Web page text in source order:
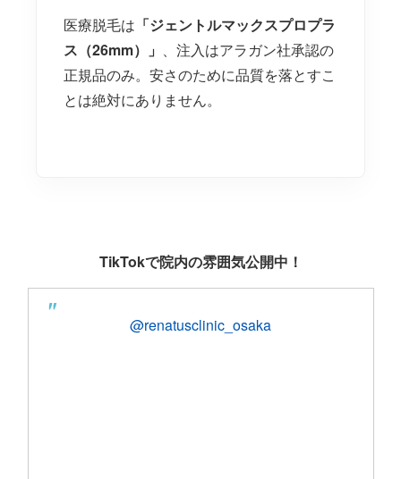
医療脱毛は 「ジェントルマックスプロプラ
ス（26mm）」 、注入はアラガン社承認の
正規品のみ。安さのために品質を落とすこ
とは絶対にありません。
TikTokで院内の雰囲気公開中！
@renatusclinic_osaka